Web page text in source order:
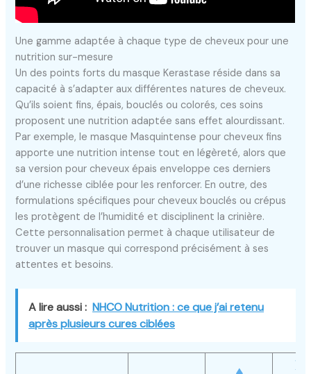
Une gamme adaptée à chaque type de cheveux pour une
nutrition sur-mesure
Un des points forts du masque Kerastase réside dans sa
capacité à s’adapter aux différentes natures de cheveux.
Qu’ils soient fins, épais, bouclés ou colorés, ces soins
proposent une nutrition adaptée sans effet alourdissant.
Par exemple, le masque Masquintense pour cheveux fins
apporte une nutrition intense tout en légèreté, alors que
sa version pour cheveux épais enveloppe ces derniers
d’une richesse ciblée pour les renforcer. En outre, des
formulations spécifiques pour cheveux bouclés ou crépus
les protègent de l’humidité et disciplinent la crinière.
Cette personnalisation permet à chaque utilisateur de
trouver un masque qui correspond précisément à ses
attentes et besoins.
A lire aussi : NHCO Nutrition : ce que j’ai retenu
après plusieurs cures ciblées